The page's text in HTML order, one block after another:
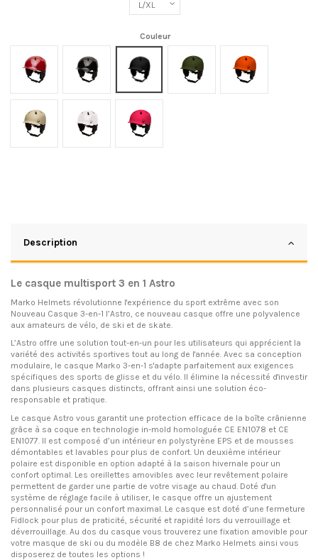
Couleur
Cherry
Black Black Matt Kaki Mat Orange Mat
Stone Matt Fushia
Description
Le casque multisport 3 en 1 Astro
Marko Helmets révolutionne l'expérience du sport extrême avec son
Nouveau Casque 3-en-1 l’Astro, ce nouveau casque offre une polyvalence
aux amateurs de vélo, de ski et de skate.
L’Astro offre une solution tout-en-un pour les utilisateurs qui apprécient la
variété des activités sportives tout au long de l'année. Avec sa conception
modulaire, le casque Marko 3-en-1 s'adapte parfaitement aux exigences
spécifiques des sports de glisse et du vélo. Il élimine la nécessité d'investir
dans plusieurs casques distincts, offrant ainsi une solution éco-
responsable et pratique.
Le casque Astro vous garantit une protection efficace de la boîte crânienne
grâce à sa coque en technologie in-mold homologuée CE EN1078 et CE
EN1077. Il est composé d’un intérieur en polystyrène EPS et de mousses
démontables et lavables pour plus de confort. Un deuxième intérieur
polaire est disponible en option adapté à la saison hivernale pour un
confort optimal. Les oreillettes amovibles avec leur revêtement polaire
permettent de garder une partie de votre visage au chaud. Doté d'un
système de réglage facile à utiliser, le casque offre un ajustement
personnalisé pour un confort maximal. Le casque est doté d’une fermeture
Fidlock pour plus de praticité, sécurité et rapidité lors du verrouillage et
déverrouillage. Au dos du casque vous trouverez une fixation amovible pour
votre masque de ski ou du modèle B8 de chez Marko Helmets ainsi vous
disposerez de toutes les options !